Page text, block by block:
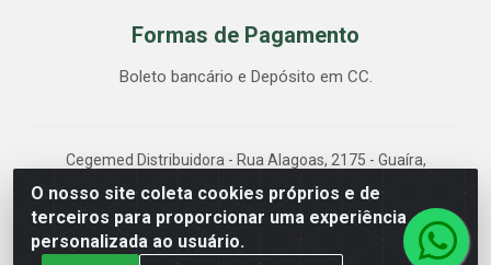
O nosso site coleta cookies próprios e de
terceiros para proporcionar uma experiência
personalizada ao usuário.
Formas de Pagamento
Boleto bancário e Depósito em CC.
Cegemed Distribuidora - Rua Alagoas, 2175 - Guaíra,
Curitiba/PR - CEP 80.630-050 - CNPJ 85.017.994/0001-